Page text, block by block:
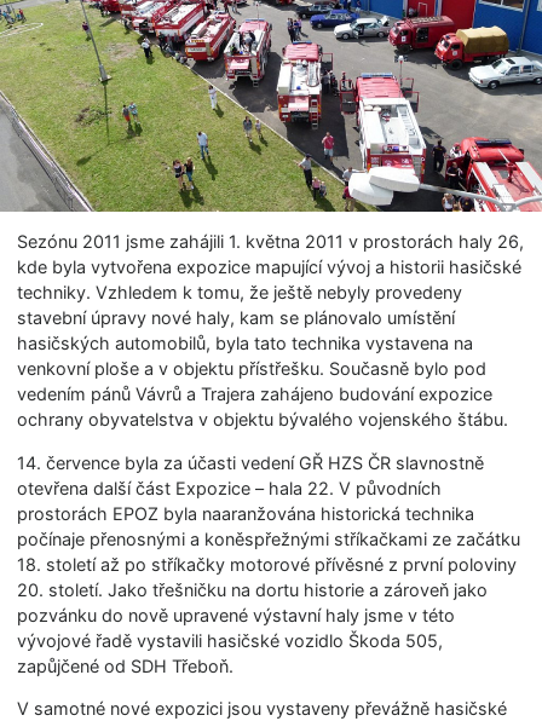
Sezónu 2011 jsme zahájili 1. května 2011 v prostorách haly 26,
kde byla vytvořena expozice mapující vývoj a historii hasičské
techniky. Vzhledem k tomu, že ještě nebyly provedeny
stavební úpravy nové haly, kam se plánovalo umístění
hasičských automobilů, byla tato technika vystavena na
venkovní ploše a v objektu přístřešku. Současně bylo pod
vedením pánů Vávrů a Trajera zahájeno budování expozice
ochrany obyvatelstva v objektu bývalého vojenského štábu.
14. července byla za účasti vedení GŘ HZS ČR slavnostně
otevřena další část Expozice – hala 22. V původních
prostorách EPOZ byla naaranžována historická technika
počínaje přenosnými a koněspřežnými stříkačkami ze začátku
18. století až po stříkačky motorové přívěsné z první poloviny
20. století. Jako třešničku na dortu historie a zároveň jako
pozvánku do nově upravené výstavní haly jsme v této
vývojové řadě vystavili hasičské vozidlo Škoda 505,
zapůjčené od SDH Třeboň.
V samotné nové expozici jsou vystaveny převážně hasičské